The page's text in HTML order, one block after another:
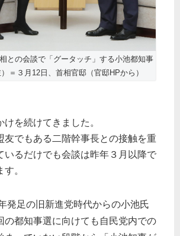
との会談で「グータッチ」する小池都知事
）＝３月12日、首相官邸（官邸HPから）
を続けてきました。
友でもある二階幹事長との接触を重
いるだけでも会談は昨年３月以降で
。
発足の旧新進党時代からの小池氏
の都知事選に向けても自民党内での